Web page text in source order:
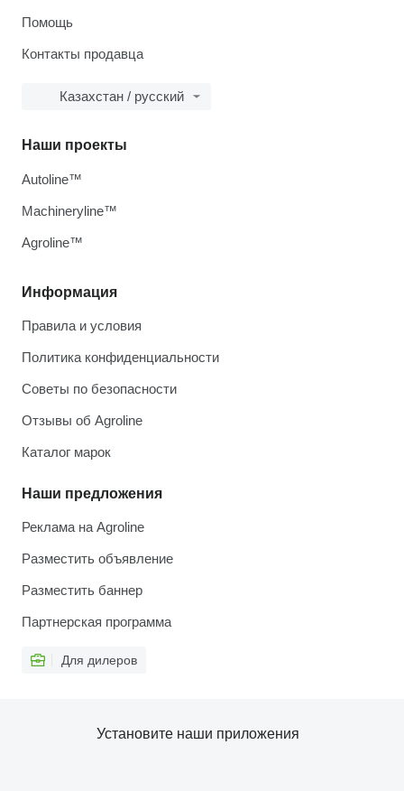
Помощь
Контакты продавца
Казахстан / русский
Информация
Правила и условия
Политика конфиденциальности
Советы по безопасности
Отзывы об Agroline
Каталог марок
Наши предложения
Реклама на Agroline
Разместить объявление
Разместить баннер
Партнерская программа
Для дилеров
Наши проекты
Autoline™
Machineryline™
Agroline™
Установите наши приложения